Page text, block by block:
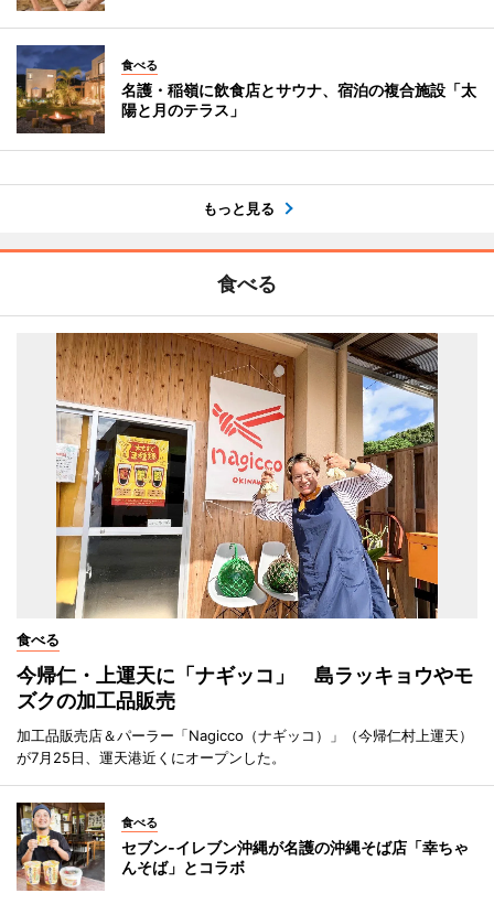
食べる
名護・稲嶺に飲食店とサウナ、宿泊の複合施設「太
陽と月のテラス」
もっと見る
食べる
食べる
今帰仁・上運天に「ナギッコ」 島ラッキョウやモ
ズクの加工品販売
加工品販売店＆パーラー「Nagicco（ナギッコ）」（今帰仁村上運天）
が7月25日、運天港近くにオープンした。
食べる
セブン‐イレブン沖縄が名護の沖縄そば店「幸ちゃ
んそば」とコラボ